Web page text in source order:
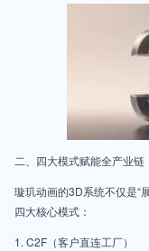
二、四大模式赋能全产业
璇玑动画的3D系统不仅是“
四大核心模式：
1. C2F（客户直连工厂）